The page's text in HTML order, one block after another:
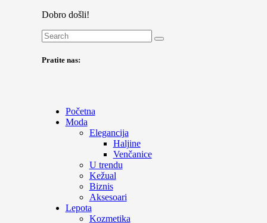
Dobro došli!
Pratite nas:
Početna
Moda
Elegancija
Haljine
Venčanice
U trendu
Kežual
Biznis
Aksesoari
Lepota
Kozmetika